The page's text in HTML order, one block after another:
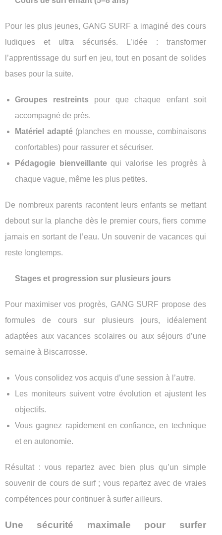
Pour les plus jeunes, GANG SURF a imaginé des cours
ludiques et ultra sécurisés. L’idée : transformer
l’apprentissage du surf en jeu, tout en posant de solides
bases pour la suite.
Groupes restreints pour que chaque enfant soit
accompagné de près.
Matériel adapté(planches en mousse, combinaisons
confortables) pour rassurer et sécuriser.
Pédagogie bienveillantequi valorise les progrès à
chaque vague, même les plus petites.
De nombreux parents racontent leurs enfants se mettant
debout sur la planche dès le premier cours, fiers comme
jamais en sortant de l’eau. Un souvenir de vacances qui
reste longtemps.
Stages et progression sur plusieurs jours
Pour maximiser vos progrès, GANG SURF propose des
formules de cours sur plusieurs jours, idéalement
adaptées aux vacances scolaires ou aux séjours d’une
semaine à Biscarrosse.
Vous consolidez vos acquis d’une session à l’autre.
Les moniteurs suivent votre évolution et ajustent les
objectifs.
Vous gagnez rapidement en confiance, en technique
et en autonomie.
Résultat : vous repartez avec bien plus qu’un simple
souvenir de cours de surf ; vous repartez avec de vraies
compétences pour continuer à surfer ailleurs.
Une sécurité maximale pour surfer